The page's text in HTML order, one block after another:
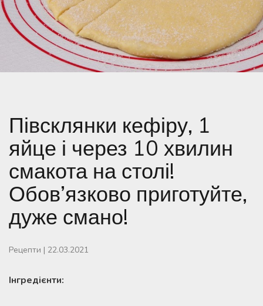
Півсклянки кефіру, 1
яйце і через 10 хвилин
смакота на столі!
Обов’язково приготуйте,
дуже смано!
Рецепти | 22.03.2021
Інгредієнти: